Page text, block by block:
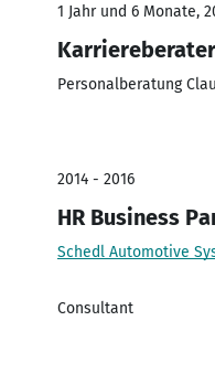
1 Jahr und 6 Monate,
Personalberatung
2014 - 2016
HR Business
Schedl Automotive
Consultant